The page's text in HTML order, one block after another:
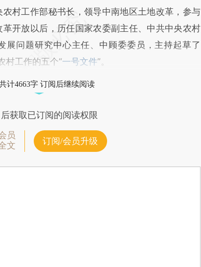
村工作部秘书长，领导中南地区土地改革，参与
开放以后，历任国家农委副主任、中共中央农村
展问题研究中心主任、中顾委委员，主持起草了
村工作的五个“一号文件”。
计4663字 订阅后继续阅读
获取已订阅的阅读权限
员
文
订阅/会员升级